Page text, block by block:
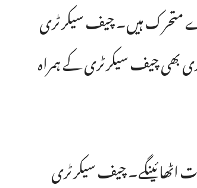
متحرک ہیں۔ چیف سیکرٹری
بھی چیف سیکرٹری کے ہمراہ
اٹھائینگے۔ چیف سیکرٹری